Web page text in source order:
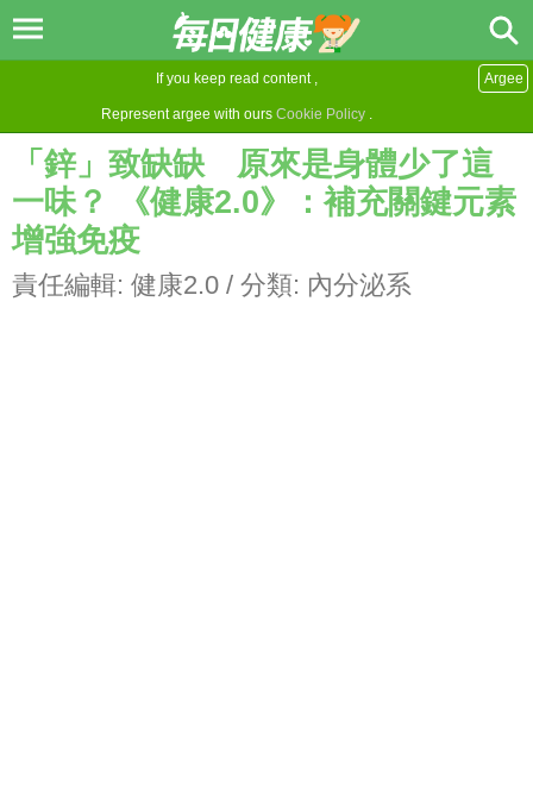
If you keep read content ,
Represent argee with ours Cookie Policy .
Argee
「鋅」致缺缺 原來是身體少了這
一味？ 《健康2.0》：補充關鍵元素
增強免疫
責任編輯: 健康2.0 / 分類: 內分泌系